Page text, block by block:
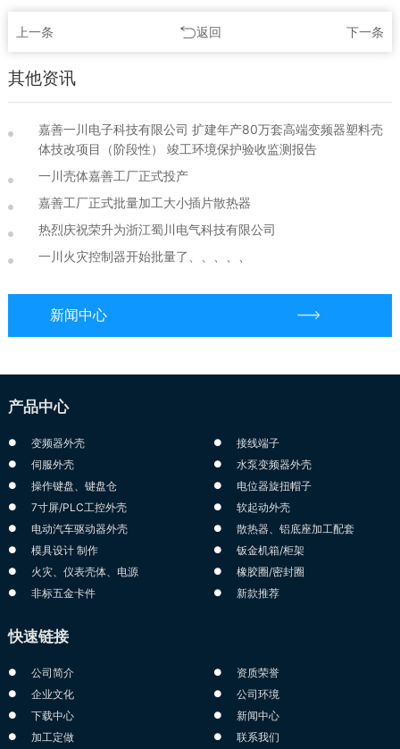
上一条 返回 下一条
其他资讯
嘉善一川电子科技有限公司 扩建年产80万套高端变频器塑料壳
体技改项目（阶段性） 竣工环境保护验收监测报告
一川壳体嘉善工厂正式投产
嘉善工厂正式批量加工大小插片散热器
热烈庆祝荣升为浙江蜀川电气科技有限公司
一川火灾控制器开始批量了、、、、、
新闻中心
产品中心
变频器外壳
接线端子
伺服外壳
水泵变频器外壳
操作键盘、键盘仓
电位器旋扭帽子
7寸屏/PLC工控外壳
软起动外壳
电动汽车驱动器外壳
散热器、铝底座加工配套
模具设计 制作
钣金机箱/柜架
火灾、仪表壳体、电源
橡胶圈/密封圈
非标五金卡件
新款推荐
快速链接
公司简介
资质荣誉
企业文化
公司环境
下载中心
新闻中心
加工定做
联系我们